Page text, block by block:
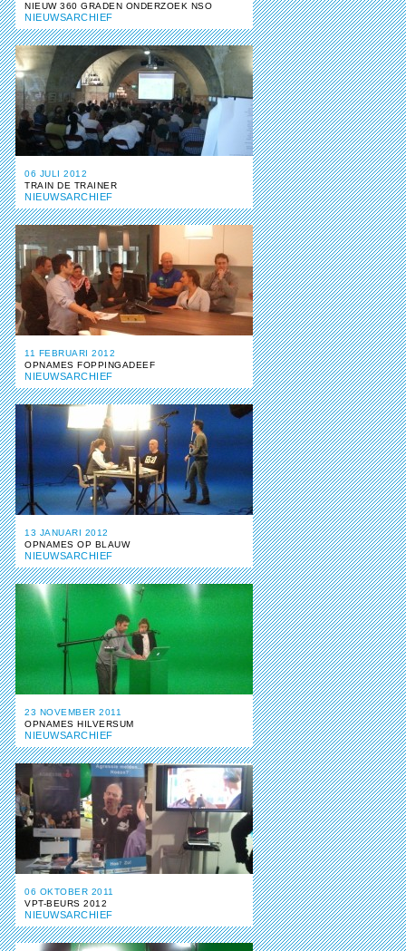
NIEUW 360 GRADEN ONDERZOEK NSO
NIEUWSARCHIEF
06 JULI 2012
TRAIN DE TRAINER
NIEUWSARCHIEF
11 FEBRUARI 2012
OPNAMES FOPPINGADEEF
NIEUWSARCHIEF
13 JANUARI 2012
OPNAMES OP BLAUW
NIEUWSARCHIEF
23 NOVEMBER 2011
OPNAMES HILVERSUM
NIEUWSARCHIEF
06 OKTOBER 2011
VPT-BEURS 2012
NIEUWSARCHIEF